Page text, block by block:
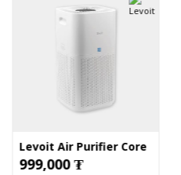
Levoit Air Purifier Core
600S
999,000 ₮